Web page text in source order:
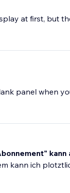
at first, but
panel when
kann ich